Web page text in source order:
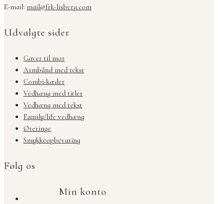
E-mail: mail@frk-lisberg.com
Udvalgte sider
Gaver til mor
Armbånd med tekst
Combi-kæder
Vedhæng med titler
Vedhæng med tekst
Family/life vedhæng
Øreringe
Smykkeopbevaring
Følg os
Min konto